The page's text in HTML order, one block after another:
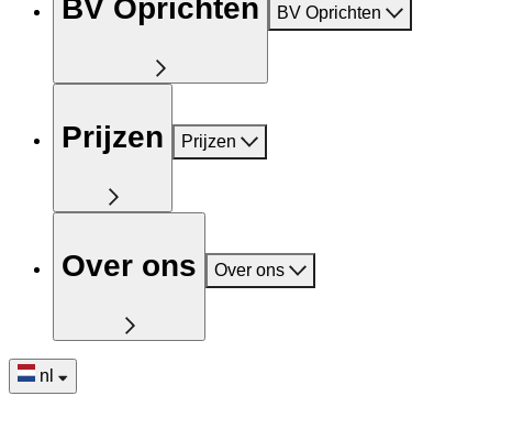
BV Oprichten BV Oprichten
Prijzen Prijzen
Over ons Over ons
nl